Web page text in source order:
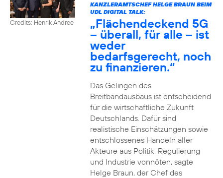
Credits: Henrik Andree
KANZLERAMTSCHEF HELGE BRAUN BEIM
UDL DIGITAL TALK:
„Flächendeckend 5G
– überall, für alle – ist
weder
bedarfsgerecht, noch
zu finanzieren.“
Das Gelingen des
Breitbandausbaus ist entscheidend
für die wirtschaftliche Zukunft
Deutschlands. Dafür sind
realistische Einschätzungen sowie
entschlossenes Handeln aller
Akteure aus Politik, Regulierung
und Industrie vonnöten, sagte
Helge Braun, der Chef des